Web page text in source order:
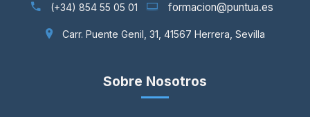
(+34) 854 55 05 01 formacion@puntua.es
Carr. Puente Genil, 31, 41567 Herrera, Sevilla
Sobre Nosotros